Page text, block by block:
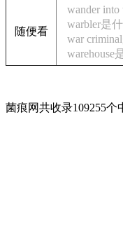
随便看
wander
warbler是
war
warehouse
菌痕网共收录109255